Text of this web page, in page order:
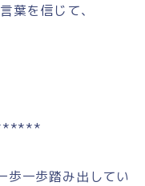
葉を信じて、
歩一歩踏み出してい